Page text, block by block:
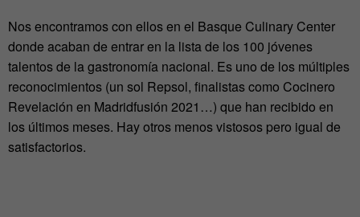
Nos encontramos con ellos en el Basque Culinary Center
donde acaban de entrar en la lista de los 100 jóvenes
talentos de la gastronomía nacional. Es uno de los múltiples
reconocimientos (un sol Repsol, finalistas como Cocinero
Revelación en Madridfusión 2021…) que han recibido en
los últimos meses. Hay otros menos vistosos pero igual de
satisfactorios.